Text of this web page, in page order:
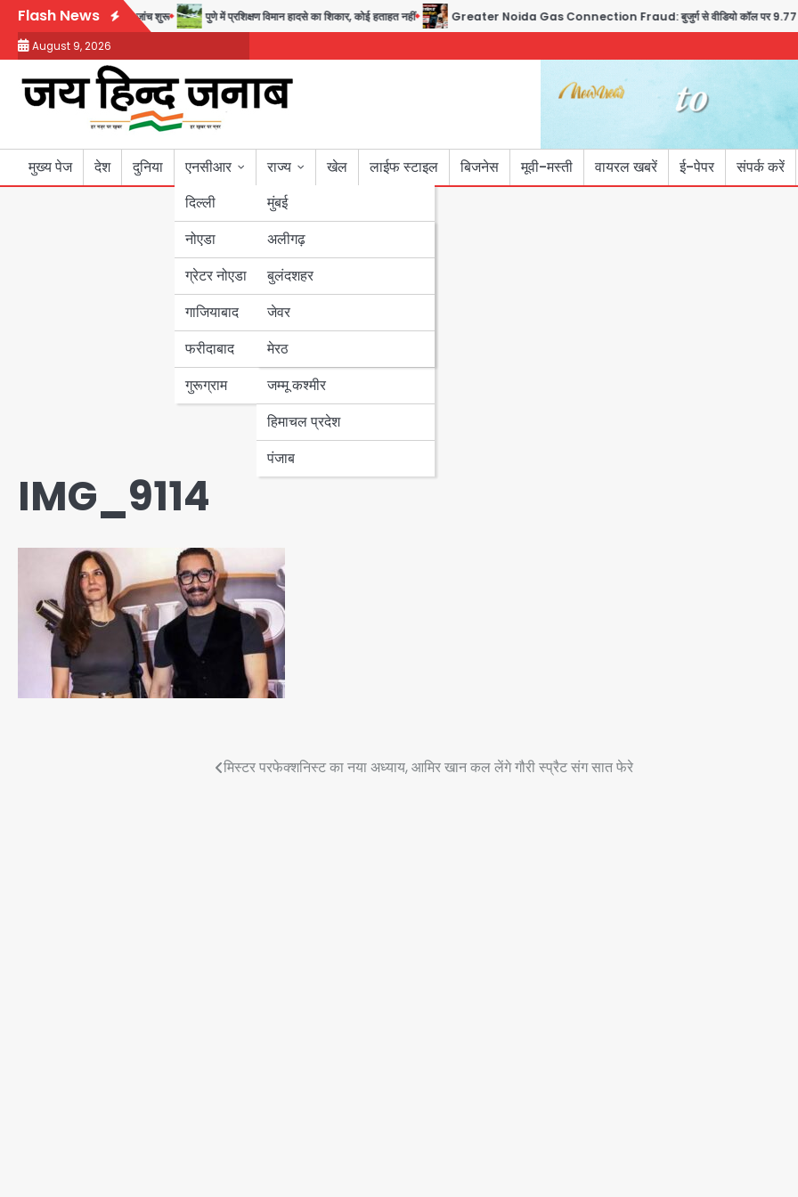
Skip
content
Flash News
पर ट्रेनी विमान क्रैश, जांच शुरू पुणे में प्रशिक्षण विमान हादसे का शिकार, कोई हताहत नहीं Greater Noida Gas Connection Fraud: बुजुर्ग से वीडियो कॉल पर 9.77 लाख
August 9, 2026
मुख्य पेज देश दुनिया
एनसीआर
दिल्ली
नोएडा
ग्रेटर नोएडा
गाजियाबाद
फरीदाबाद
गुरूग्राम
राज्य
मुंबई
उत्तर प्रदेश
अलीगढ़
बुलंदशहर
जेवर
मेरठ
बिहार
पंजाब
हरियाणा
जम्मू कश्मीर
हिमाचल प्रदेश
पंजाब
खेल लाईफ स्टाइल बिजनेस मूवी-मस्ती वायरल खबरें ई-पेपर संपर्क करें
IMG_9114
मिस्टर परफेक्शनिस्ट का नया अध्याय, आमिर खान कल लेंगे गौरी स्प्रैट संग सात फेरे